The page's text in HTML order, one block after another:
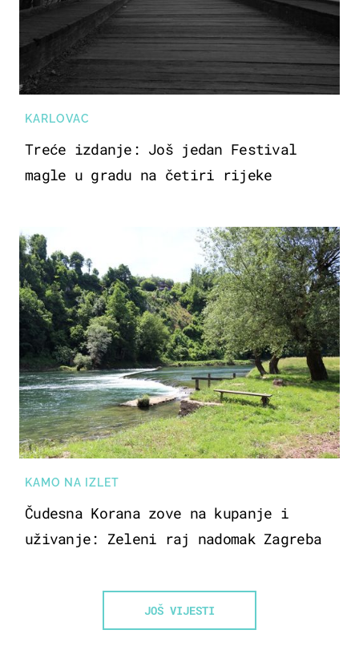
KARLOVAC
Treće izdanje: Još jedan Festival
magle u gradu na četiri rijeke
KAMO NA IZLET
Čudesna Korana zove na kupanje i
uživanje: Zeleni raj nadomak Zagreba
JOŠ VIJESTI